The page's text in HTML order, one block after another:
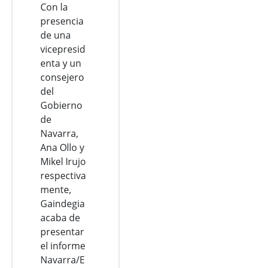
Con la
presencia
de una
vicepresid
enta y un
consejero
del
Gobierno
de
Navarra,
Ana Ollo y
Mikel Irujo
respectiva
mente,
Gaindegia
acaba de
presentar
el informe
Navarra/E